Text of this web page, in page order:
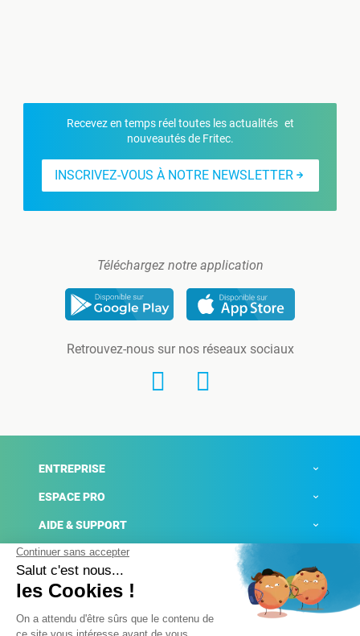
Recevez en temps réel toutes les actualités et
nouveautés de Fritec.
INSCRIVEZ-VOUS À NOTRE NEWSLETTER
Téléchargez notre application
Retrouvez-nous sur nos réseaux sociaux
ENTREPRISE
ESPACE PRO
AIDE & SUPPORT
ACTUALITÉS
Mentions légales